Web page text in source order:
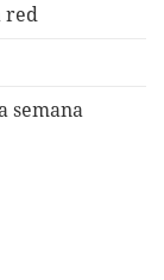
red
semana